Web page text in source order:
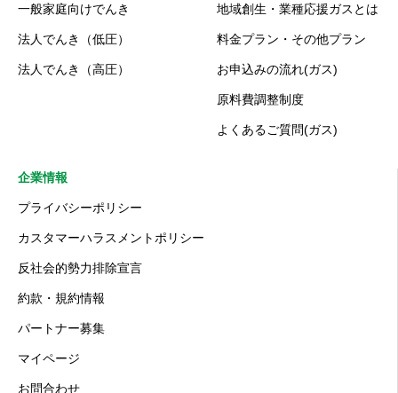
一般家庭向けでんき
法人でんき（低圧）
法人でんき（高圧）
地域創生・業種応援ガスとは
料金プラン・その他プラン
お申込みの流れ(ガス)
原料費調整制度
よくあるご質問(ガス)
企業情報
プライバシーポリシー
カスタマーハラスメントポリシー
反社会的勢力排除宣言
約款・規約情報
パートナー募集
マイページ
お問合わせ